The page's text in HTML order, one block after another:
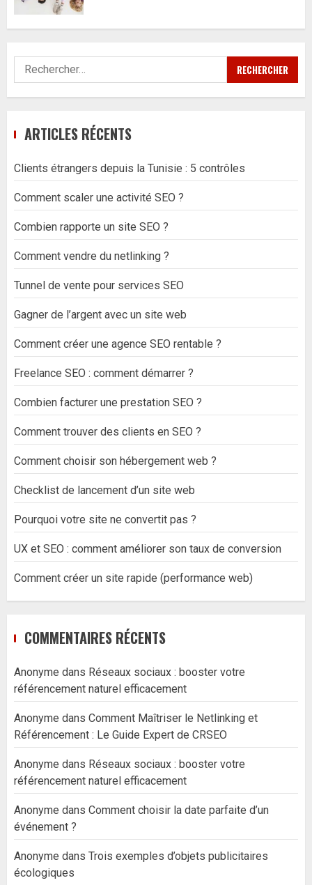
Rechercher :
ARTICLES RÉCENTS
Clients étrangers depuis la Tunisie : 5 contrôles
Comment scaler une activité SEO ?
Combien rapporte un site SEO ?
Comment vendre du netlinking ?
Tunnel de vente pour services SEO
Gagner de l’argent avec un site web
Comment créer une agence SEO rentable ?
Freelance SEO : comment démarrer ?
Combien facturer une prestation SEO ?
Comment trouver des clients en SEO ?
Comment choisir son hébergement web ?
Checklist de lancement d’un site web
Pourquoi votre site ne convertit pas ?
UX et SEO : comment améliorer son taux de conversion
Comment créer un site rapide (performance web)
COMMENTAIRES RÉCENTS
Anonyme dans Réseaux sociaux : booster votre
référencement naturel efficacement
Anonyme dans Comment Maîtriser le Netlinking et
Référencement : Le Guide Expert de CRSEO
Anonyme dans Réseaux sociaux : booster votre
référencement naturel efficacement
Anonyme dans Comment choisir la date parfaite d’un
événement ?
Anonyme dans Trois exemples d’objets publicitaires
écologiques